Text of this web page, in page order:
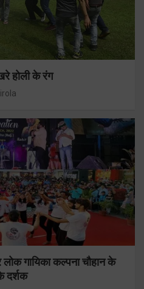
होली के रंग
लोक गायिका कल्पना चौहान के
दर्शक